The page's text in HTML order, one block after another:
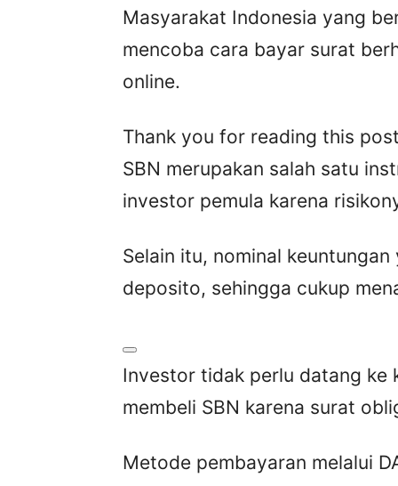
Masyarakat Indonesia yang
mencoba cara bayar surat
online.
Thank you for reading this
SBN merupakan salah satu
investor pemula karena
Selain itu, nominal
deposito, sehingga cukup
Investor tidak perlu datang ke
membeli SBN karena surat
Metode pembayaran melalui